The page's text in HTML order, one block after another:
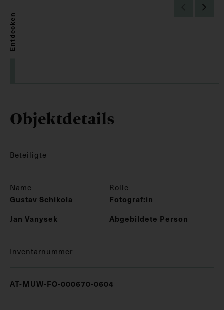
Entdecken
Objektdetails
Beteiligte
Name Rolle
Gustav Schikola
Fotograf:in
Jan Vanysek
Abgebildete Person
Inventarnummer
AT-MUW-FO-000670-0604